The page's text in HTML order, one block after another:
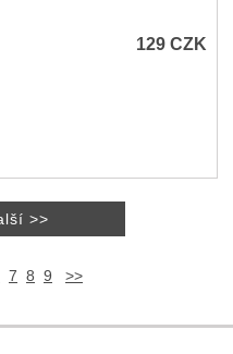
129CZK
7 8 9 >>